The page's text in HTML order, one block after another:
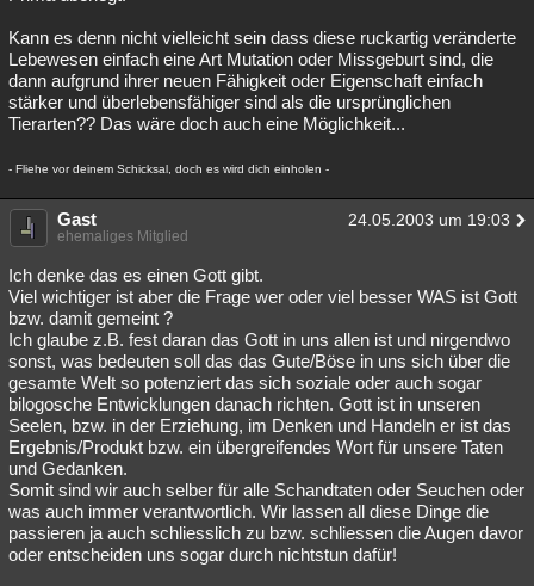
Kann es denn nicht vielleicht sein dass diese ruckartig veränderte
Lebewesen einfach eine Art Mutation oder Missgeburt sind, die
dann aufgrund ihrer neuen Fähigkeit oder Eigenschaft einfach
stärker und überlebensfähiger sind als die ursprünglichen
Tierarten?? Das wäre doch auch eine Möglichkeit...
- Fliehe vor deinem Schicksal, doch es wird dich einholen -
Gast 24.05.2003 um 19:03
ehemaliges Mitglied
Ich denke das es einen Gott gibt.
Viel wichtiger ist aber die Frage wer oder viel besser WAS ist Gott
bzw. damit gemeint ?
Ich glaube z.B. fest daran das Gott in uns allen ist und nirgendwo
sonst, was bedeuten soll das das Gute/Böse in uns sich über die
gesamte Welt so potenziert das sich soziale oder auch sogar
bilogosche Entwicklungen danach richten. Gott ist in unseren
Seelen, bzw. in der Erziehung, im Denken und Handeln er ist das
Ergebnis/Produkt bzw. ein übergreifendes Wort für unsere Taten
und Gedanken.
Somit sind wir auch selber für alle Schandtaten oder Seuchen oder
was auch immer verantwortlich. Wir lassen all diese Dinge die
passieren ja auch schliesslich zu bzw. schliessen die Augen davor
oder entscheiden uns sogar durch nichtstun dafür!